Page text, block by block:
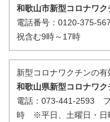
和歌山市新型コロナワ
電話番号：0120-375-
祝含む9時～17時
新型コロナワクチンの
和歌山県新型コロナワ
電話：073-441-2593
時 ※平日、土曜日・日